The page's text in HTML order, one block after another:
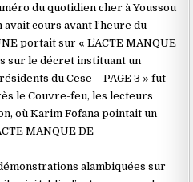
du quotidien cher à Youssou
cours avant l’heure du
portait sur « L’ACTE MANQUE
sur le décret instituant un
du Cese – PAGE 3 » fut
le Couvre-feu, les lecteurs
où Karim Fofana pointait un
MANQUE DE
alambiquées sur